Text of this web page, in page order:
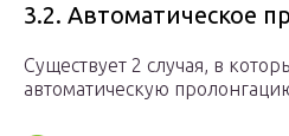
3.2. Автоматическое
Существует 2 случая, в
автоматическую